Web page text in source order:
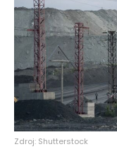
Zdroj: Shutterstock